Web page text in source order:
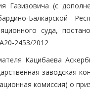
Газизовича (с
Балкарской
суда,
2453/2012
Кацибаева
заводская
комиссия) о